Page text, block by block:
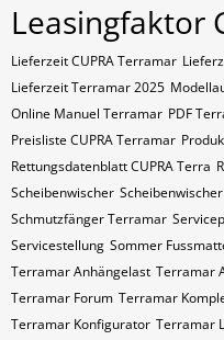
Leasingfaktor
Lieferzeit CUPRA Terramar
Lieferzeit Terramar 2025
Online Manuel Terramar PDF
Preisliste CUPRA Terramar
Rettungsdatenblatt CUPRA Terra
Scheibenwischer
Schmutzfänger Terramar
Servicestellung Sommer
Terramar Anhängelast Terramar
Terramar Forum Terramar
Terramar Konfigurator Terramar